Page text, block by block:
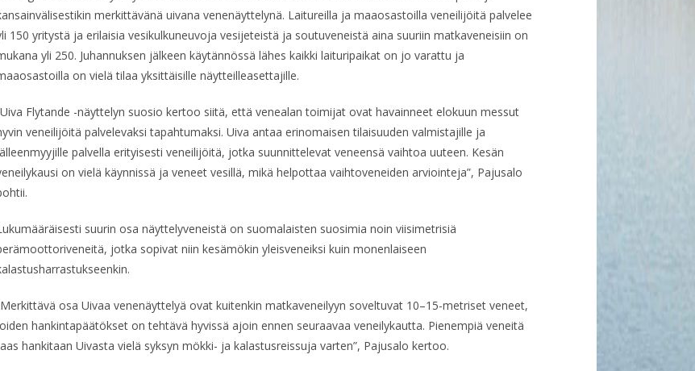
merkittävänä uivana venenäyttelynä. Laitureilla ja maaosastoilla veneilijöitä palvelee
150 yritystä ja erilaisia vesikulkuneuvoja vesijeteistä ja soutuveneistä aina suuriin matkaveneisiin on
yli 250. Juhannuksen jälkeen käytännössä lähes kaikki laituripaikat on jo varattu ja
on vielä tilaa yksittäisille näytteilleasettajille.
Flytande -näyttelyn suosio kertoo siitä, että venealan toimijat ovat havainneet elokuun messut
veneilijöitä palvelevaksi tapahtumaksi. Uiva antaa erinomaisen tilaisuuden valmistajille ja
palvella erityisesti veneilijöitä, jotka suunnittelevat veneensä vaihtoa uuteen. Kesän
on vielä käynnissä ja veneet vesillä, mikä helpottaa vaihtoveneiden arviointeja”, Pajusalo
suurin osa näyttelyveneistä on suomalaisten suosimia noin viisimetrisiä
jotka sopivat niin kesämökin yleisveneiksi kuin monenlaiseen
osa Uivaa venenäyttelyä ovat kuitenkin matkaveneilyyn soveltuvat 10–15-metriset veneet,
hankintapäätökset on tehtävä hyvissä ajoin ennen seuraavaa veneilykautta. Pienempiä veneitä
hankitaan Uivasta vielä syksyn mökki- ja kalastusreissuja varten”, Pajusalo kertoo.